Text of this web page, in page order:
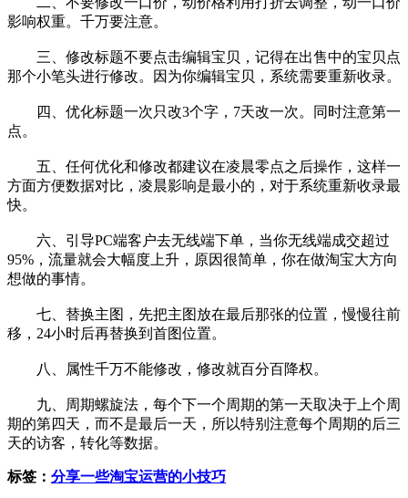
影响权重。千万要注意。
三、修改标题不要点击编辑宝贝，记得在出售中的宝贝点
那个小笔头进行修改。因为你编辑宝贝，系统需要重新收录。
四、优化标题一次只改3个字，7天改一次。同时注意第一
点。
五、任何优化和修改都建议在凌晨零点之后操作，这样一
方面方便数据对比，凌晨影响是最小的，对于系统重新收录最
快。
六、引导PC端客户去无线端下单，当你无线端成交超过
95%，流量就会大幅度上升，原因很简单，你在做淘宝大方向
想做的事情。
七、替换主图，先把主图放在最后那张的位置，慢慢往前
移，24小时后再替换到首图位置。
八、属性千万不能修改，修改就百分百降权。
九、周期螺旋法，每个下一个周期的第一天取决于上个周
期的第四天，而不是最后一天，所以特别注意每个周期的后三
天的访客，转化等数据。
标签： 分享一些淘宝运营的小技巧